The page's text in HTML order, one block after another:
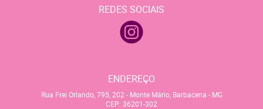
REDES SOCIAIS
ENDEREÇO
Rua Frei Orlando, 795, 202 - Monte Mário, Barbacena - MG
CEP: 36201-302